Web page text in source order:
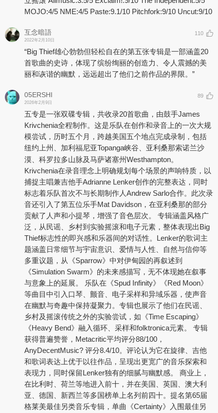
MOJO:4/5 NME:4/5 Paste:9.1/10 Pitchfork:9/10 Uncut:9/10
互念暗語
2022年2月10日
110
“Big Thief雄心勃勃但轻松自在的第五张专辑是一部涵盖20
首歌曲的史诗，体现了缤纷绚丽的创造力、令人震撼的美
丽和诙谐的幽默，远远超出了他们之前作品的界限。”
05ERSHI
2026年2月9日
89
五专是一张双碟专辑，共收录20首歌曲，由鼓手James
Krivchenia全程制作。这是乐队在创作和录音上的一次大规
模尝试，历时五个月，跨越美国五个地点完成录制，包括
纽约上州、加利福尼亚Topanga峡谷、亚利桑那索诺兰沙
漠、科罗拉多山脉及马萨诸塞州Westhampton。
Krivchenia在录音理念上明确规划每个场景的声响特质，以
捕捉主唱兼吉他手Adrianne Lenker创作的完整表达，同时
标志着乐队首次不与长期制作人Andrew Sarlo合作。此次录
音还引入了第五位乐手Mat Davidson，在亚利桑那的部分
贡献了人声和小提琴，增强了音色层次。 专辑涵盖风格广
泛，从民谣、乡村到实验摇滚和电子元素，整体表现出Big
Thief标志性的即兴感和乐器间的对话性。Lenker的歌词主
题涵盖日常细节与宇宙意识、爱情与人性、自然与信仰等
多重议题，从《Sparrow》中对伊甸园的再叙述到
《Simulation Swarm》的未来感描写，无不体现她在叙事
与意象上的延展。 乐队在《Spud Infinity》《Red Moon》
等曲目中引入口琴、颤音、电子采样和异域乐器，使声音
在幽默与奇趣中保持凝聚力。专辑也展示了他们在民谣、
乡村及摇滚传统之外的实验尝试，如《Time Escaping》
《Heavy Bend》融入循环、采样和folktronica元素。 专辑
获得普遍赞誉，Metacritic平均评分88/100，
AnyDecentMusic? 评分8.4/10。评论认为它在旋律、吉他
和歌词表达上优于以往作品，呈现出更宽广的音乐探索和
表现力，同时保留Lenker独有的细腻与幽默感。 商业上，
在比利时、荷兰等地进入前十，并在美国、英国、澳大利
亚、德国、新西兰等多国榜单上名列前四十。提名第65届
格莱美最佳另类音乐专辑，单曲《Certainty》入围最佳另